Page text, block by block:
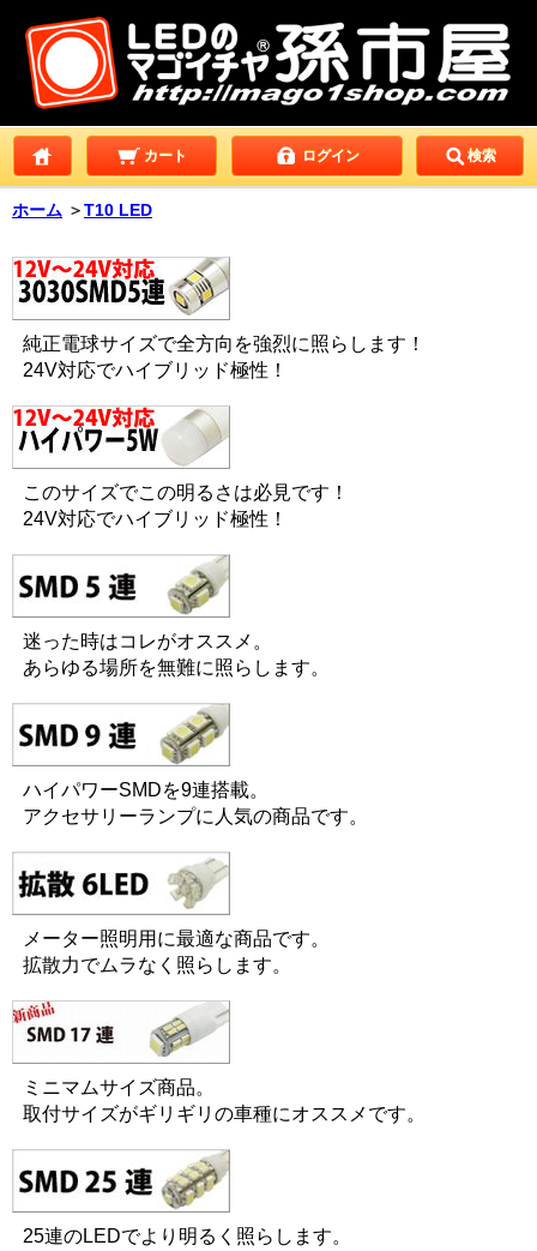
カート ログイン 検索
ホーム ＞T10 LED
純正電球サイズで全方向を強烈に照らします！
24V対応でハイブリッド極性！
このサイズでこの明るさは必見です！
24V対応でハイブリッド極性！
迷った時はコレがオススメ。
あらゆる場所を無難に照らします。
ハイパワーSMDを9連搭載。
アクセサリーランプに人気の商品です。
メーター照明用に最適な商品です。
拡散力でムラなく照らします。
ミニマムサイズ商品。
取付サイズがギリギリの車種にオススメです。
25連のLEDでより明るく照らします。